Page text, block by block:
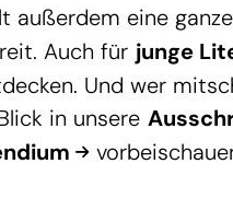
außerdem eine
Auch für junge
Und wer
in unsere